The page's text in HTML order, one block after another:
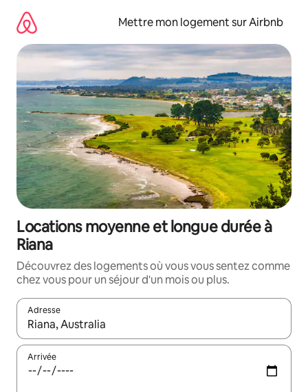
directement
contenu
Mettre mon logement sur Airbnb
Locations moyenne et longue durée à
Riana
Découvrez des logements où vous vous sentez comme
chez vous pour un séjour d'un mois ou plus.
Adresse
Lorsque les résultats s'affichent, utilisez les flèches vers le
Arrivée